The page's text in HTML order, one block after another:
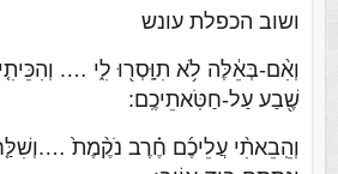
ושוב הכפלת עונש
וְאִ֨ם-בְּאֵ֔לֶּה לֹ֥א תִוָּֽסְר֖וּ לִ֑י ….
שֶׁ֖בַע עַל-חַטֹּֽאתֵיכֶֽם:
וְהֵֽבֵאתִ֨י עֲלֵיכֶ֜ם חֶ֗רֶב נֹקֶ֨מֶת֙